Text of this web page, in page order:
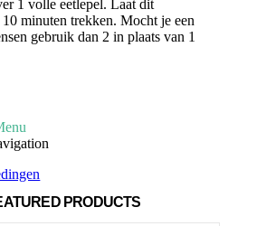
1 volle eetlepel. Laat dit
minuten trekken. Mocht je een
gebruik dan 2 in plaats van 1
PRODUCTS